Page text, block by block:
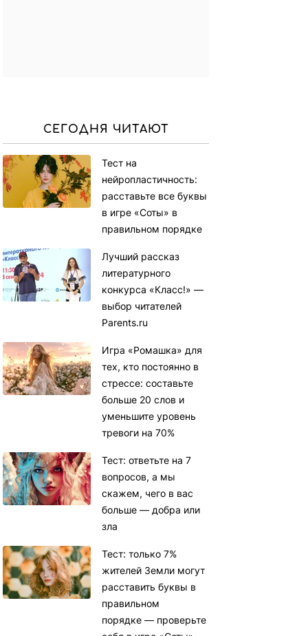
СЕГОДНЯ ЧИТАЮТ
Тест на
нейропластичность:
расставьте все буквы
в игре «Соты» в
правильном порядке
Лучший рассказ
литературного
конкурса «Класс!» —
выбор читателей
Parents.ru
Игра «Ромашка» для
тех, кто постоянно в
стрессе: составьте
больше 20 слов и
уменьшите уровень
тревоги на 70%
Тест: ответьте на 7
вопросов, а мы
скажем, чего в вас
больше — добра или
зла
Тест: только 7%
жителей Земли могут
расставить буквы в
правильном
порядке — проверьте